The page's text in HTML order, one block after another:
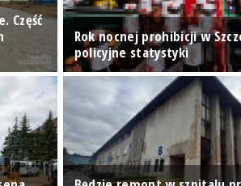
Część
Rok nocnej prohibicji w
policyjne statystyki